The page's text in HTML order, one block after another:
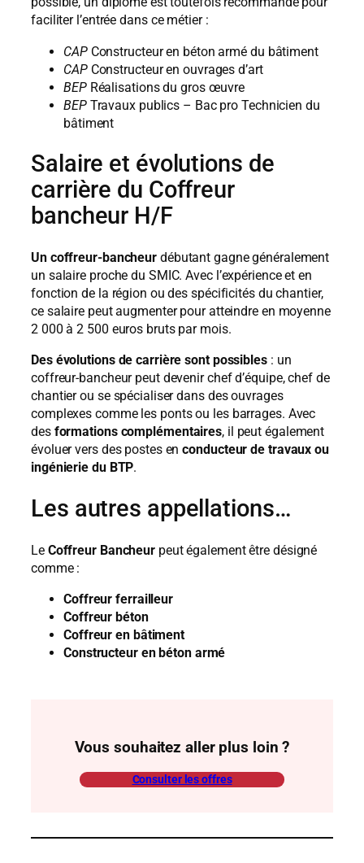
faciliter l’entrée dans ce métier :
CAPConstructeur en béton armé du bâtiment
CAPConstructeur en ouvrages d’art
BEPRéalisations du gros œuvre
BEPTravaux publics – Bac pro Technicien du
bâtiment
Salaire et évolutions de
carrière du Coffreur
bancheur H/F
Un coffreur-bancheur débutant gagne généralement
un salaire proche du SMIC. Avec l’expérience et en
fonction de la région ou des spécificités du chantier,
ce salaire peut augmenter pour atteindre en moyenne
2 000 à 2 500 euros bruts par mois.
Des évolutions de carrière sont possibles: un
coffreur-bancheur peut devenir chef d’équipe, chef de
chantier ou se spécialiser dans des ouvrages
complexes comme les ponts ou les barrages. Avec
des formations complémentaires, il peut également
évoluer vers des postes enconducteur de travaux ou
ingénierie du BTP.
Les autres appellations…
Le Coffreur Bancheur peut également être désigné
comme :
Coffreur ferrailleur
Coffreur béton
Coffreur en bâtiment
Constructeur en béton armé
Vous souhaitez aller plus loin ?
Consulter les offres